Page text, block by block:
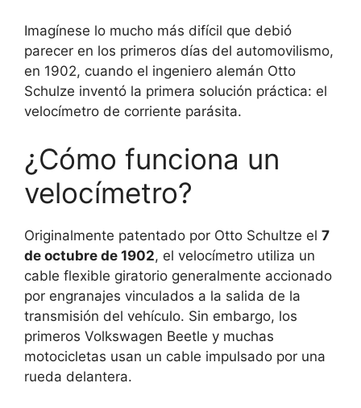
Imagínese lo mucho más difícil que debió
parecer en los primeros días del automovilismo,
en 1902, cuando el ingeniero alemán Otto
Schulze inventó la primera solución práctica: el
velocímetro de corriente parásita.
¿Cómo funciona un
velocímetro?
Originalmente patentado por Otto Schultze el 7
de octubre de 1902, el velocímetro utiliza un
cable flexible giratorio generalmente accionado
por engranajes vinculados a la salida de la
transmisión del vehículo. Sin embargo, los
primeros Volkswagen Beetle y muchas
motocicletas usan un cable impulsado por una
rueda delantera.